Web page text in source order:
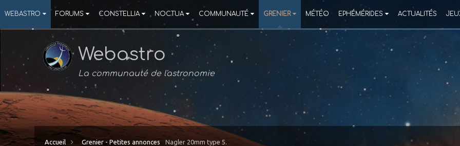
WEBASTRO FORUMS CONSTELLIA NOCTUA COMMUNAUTÉ GRENIER MÉTÉO EPHÉMÉRIDES ACTUALITÉS
Webastro
La communauté de l'astronomie
Accueil Grenier - Petites annonces Nagler 20mm type 5.